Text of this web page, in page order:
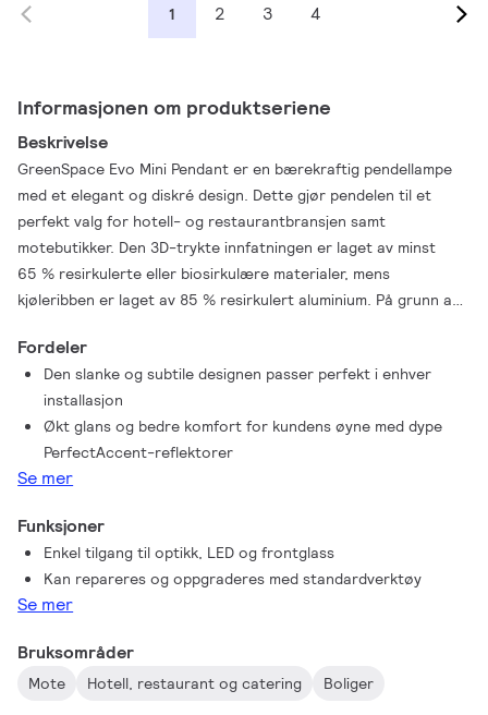
1 2 3 4
Informasjonen om produktseriene
Beskrivelse
GreenSpace Evo Mini Pendant er en bærekraftig pendellampe
med et elegant og diskré design. Dette gjør pendelen til et
perfekt valg for hotell- og restaurantbransjen samt
motebutikker. Den 3D-trykte innfatningen er laget av minst
65 % resirkulerte eller biosirkulære materialer, mens
kjøleribben er laget av 85 % resirkulert aluminium. På grunn av
fullt servicebar og resirkulerbar. Kombinert med den høye
energieffektiviteten gjør dette GreenSpace Evo Mini-pendelen
til et bærekraftig valg. Nye PerfectAccents dype reflektorer gir
en lyseffekt med økt glans og forbedret komfort for kundens
øyne. Ytterligere tilpasning av farger og teksturer er mulig via
Philips MyCreation
Fordeler
Den slanke og subtile designen passer perfekt i enhver
installasjon
Økt glans og bedre komfort for kundens øyne med dype
PerfectAccent-reflektorer
Se mer
Funksjoner
Enkel tilgang til optikk, LED og frontglass
Kan repareres og oppgraderes med standardverktøy
Se mer
Bruksområder
Mote Hotell, restaurant og catering Boliger